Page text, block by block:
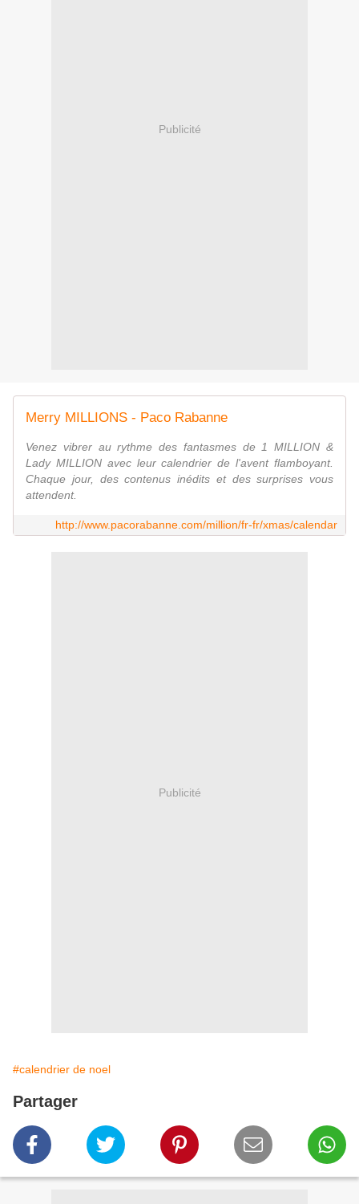
Publicité
Merry MILLIONS - Paco Rabanne
Venez vibrer au rythme des fantasmes de 1 MILLION &
Lady MILLION avec leur calendrier de l'avent flamboyant.
Chaque jour, des contenus inédits et des surprises vous
attendent.
http://www.pacorabanne.com/million/fr-fr/xmas/calendar
Publicité
#calendrier de noel
Partager